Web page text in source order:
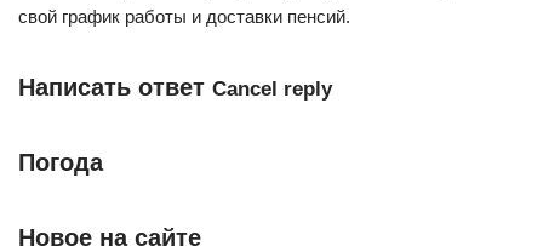
свой график работы и доставки пенсий.
Написать ответ Cancel reply
Погода
Новое на сайте